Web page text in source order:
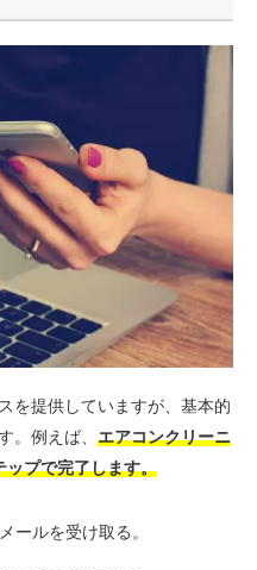
を提供していますが、基本的
。例えば、 エアコンクリーニ
ップで完了します。
ールを受け取る。